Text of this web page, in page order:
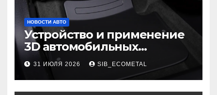
НОВОСТИ АВТО
Устройство и применение
3D автомобильных
ковриков
31 ИЮЛЯ 2026 SIB_ECOMETAL